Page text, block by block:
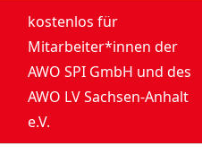
kostenlos für
Mitarbeiter*innen der
AWO SPI GmbH und des
AWO LV Sachsen-Anhalt
e.V.